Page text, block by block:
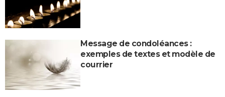
Message de condoléances :
exemples de textes et modèle de
courrier